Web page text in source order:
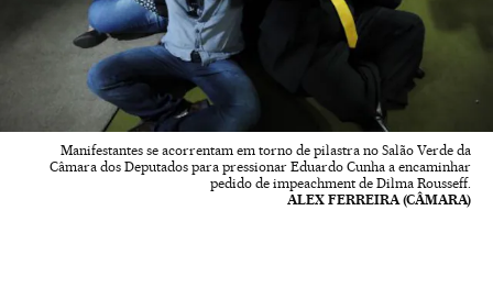
Manifestantes se acorrentam em torno de pilastra no Salão Verde da
Câmara dos Deputados para pressionar Eduardo Cunha a encaminhar
pedido de impeachment de Dilma Rousseff.
ALEX FERREIRA (CÂMARA)